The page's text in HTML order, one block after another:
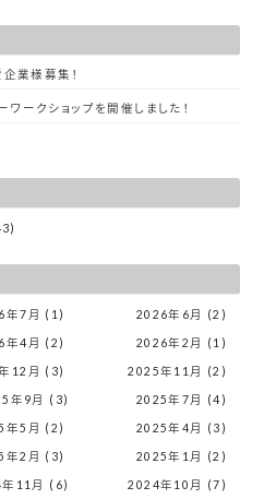
業様募集！
ワークショップを開催しました！
年7月 (1) 2026年6月 (2)
年4月 (2) 2026年2月 (1)
12月 (3) 2025年11月 (2)
年9月 (3) 2025年7月 (4)
年5月 (2) 2025年4月 (3)
年2月 (3) 2025年1月 (2)
11月 (6) 2024年10月 (7)